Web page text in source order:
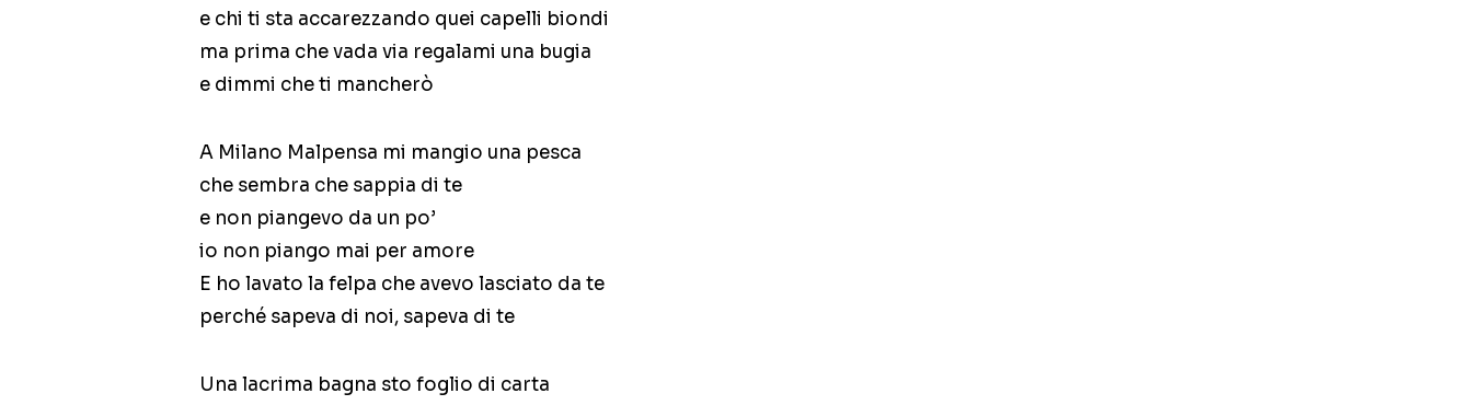
e chi ti sta accarezzando quei capelli biondi
ma prima che vada via regalami una bugia
e dimmi che ti mancherò
A Milano Malpensa mi mangio una pesca
che sembra che sappia di te
e non piangevo da un po’
io non piango mai per amore
E ho lavato la felpa che avevo lasciato da te
perché sapeva di noi, sapeva di te
Una lacrima bagna sto foglio di carta